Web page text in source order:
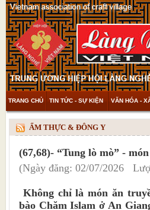
TRANG CHỦ TIN TỨC - SỰ KIỆN VĂN HÓA -
THAM KHẢO & KHÁM PHÁ VIDEO
ẨM THỰC & ĐÔNG Y
(67,68)- “Tung lò mò” -
(Ngày đăng: 02/07/2026
Không chỉ là món ăn
bào Chăm Islam ở An